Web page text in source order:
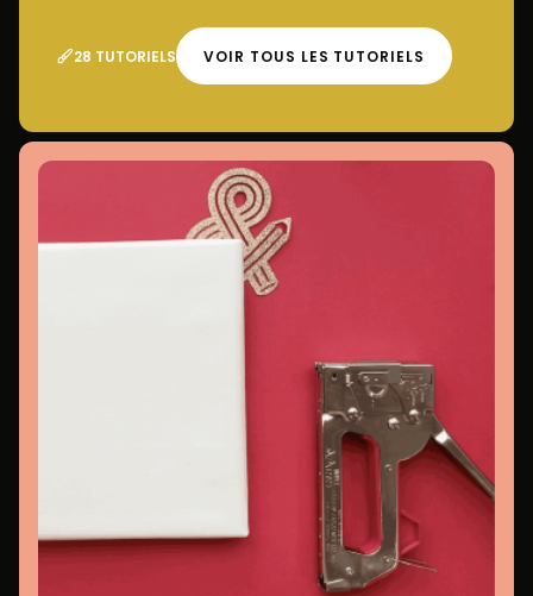
28 TUTORIELS VOIR TOUS LES TUTORIELS